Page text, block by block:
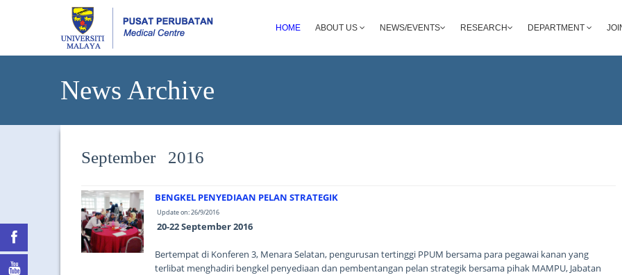
HOME ABOUT US NEWS/EVENTS RESEARCH DEPARTMENT
News Archive
September 2016
BENGKEL PENYEDIAAN PELAN STRATEGIK
Update on: 26/9/2016
20-22 September 2016
Bertempat di Konferen 3, Menara Selatan, pengurusan tertinggi PPUM bersama para pegawai kanan yang
terlibat menghadiri bengkel penyediaan dan pembentangan pelan strategik bersama pihak MAMPU, Jabatan